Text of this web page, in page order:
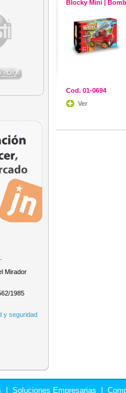
Mirador
1985
y seguridad
Blocky Mini |
Cod. 01-0694
Ver
Soluciones Empresarias